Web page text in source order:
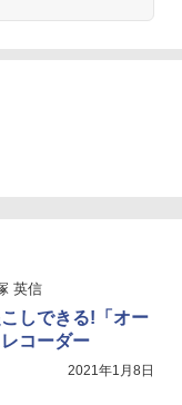
英信
しできる!「オー
コーダー
2021年1月8日